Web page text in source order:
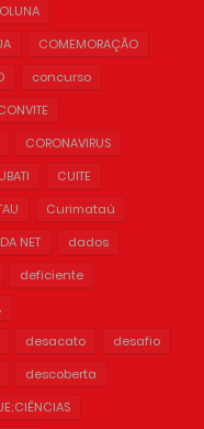
COMEMORAÇÃO
concurso
CORONAVIRUS
CUITE
Curimataú
DA NET
dados
deficiente
desacato
desafio
descoberta